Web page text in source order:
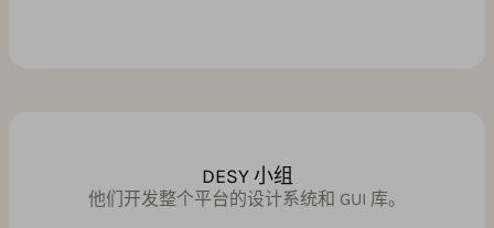
DESY 小组
他们开发整个平台的设计系统和 GUI 库。